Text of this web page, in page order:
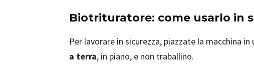
Biotrituratore: come usarlo in
Per lavorare in sicurezza, piazzate la macchina
a terra, in piano, e non traballino.